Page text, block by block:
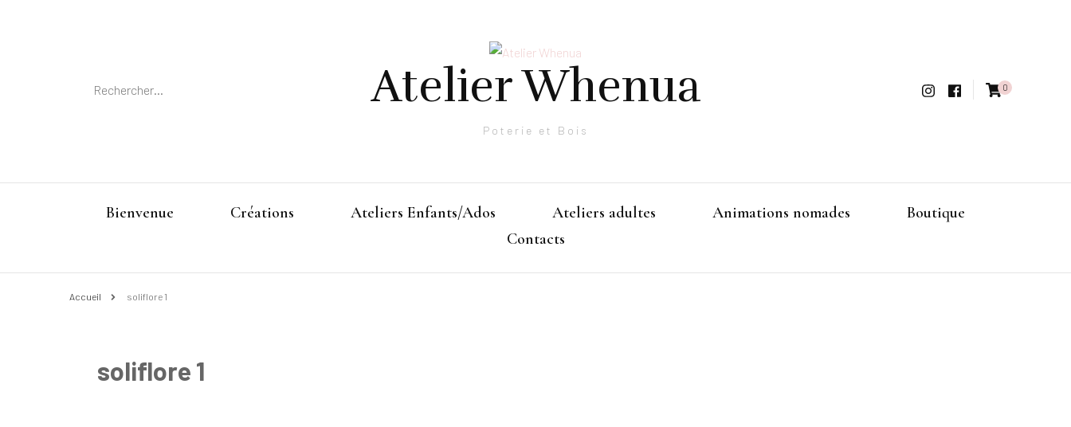
Rechercher : Atelier Whenua
Poterie et Bois
0
Bienvenue Créations Ateliers Enfants/Ados Ateliers adultes Animations nomades
Boutique
Contacts
Accueil soliflore 1
soliflore 1